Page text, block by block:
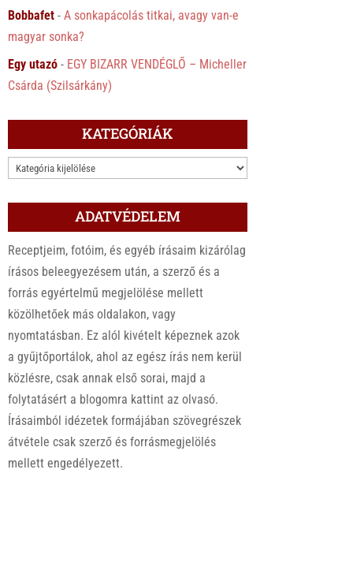
Bobbafet -A sonkapácolás titkai, avagy van-e
magyar sonka?
Egy utazó - EGY BIZARR VENDÉGLŐ – Micheller
Csárda (Szilsárkány)
KATEGÓRIÁK
KATEGÓRIÁK
ADATVÉDELEM
Receptjeim, fotóim, és egyéb írásaim kizárólag
írásos beleegyezésem után, a szerző és a
forrás egyértelmű megjelölése mellett
közölhetőek más oldalakon, vagy
nyomtatásban. Ez alól kivételt képeznek azok
a gyűjtőportálok, ahol az egész írás nem kerül
közlésre, csak annak első sorai, majd a
folytatásért a blogomra kattint az olvasó.
Írásaimból idézetek formájában szövegrészek
átvétele csak szerző és forrásmegjelölés
mellett engedélyezett.